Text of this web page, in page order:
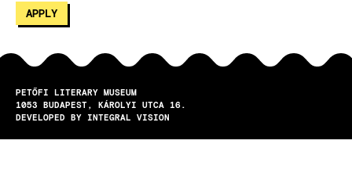
PETŐFI LITERARY MUSEUM
1053
BUDAPEST
KÁROLYI UTCA 16.
DEVELOPED BY INTEGRAL VISION